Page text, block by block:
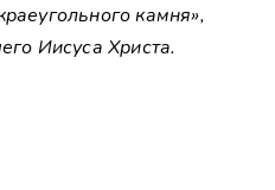
камня»,
Иисуса Христа.